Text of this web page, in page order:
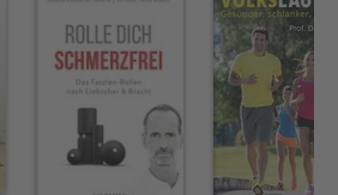
sowie Yoga-Lehrerin und
und
alle Facetten des Pilates-
Ausblenden